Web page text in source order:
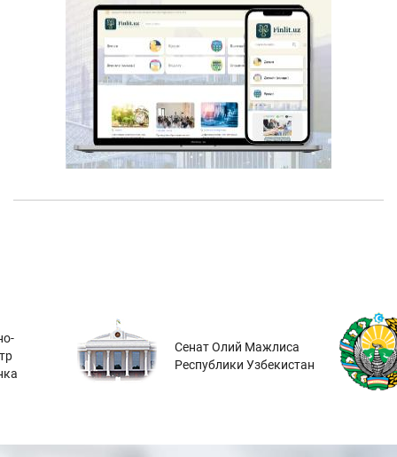
Сенат Олий Мажлиса
Республики Узбекистан